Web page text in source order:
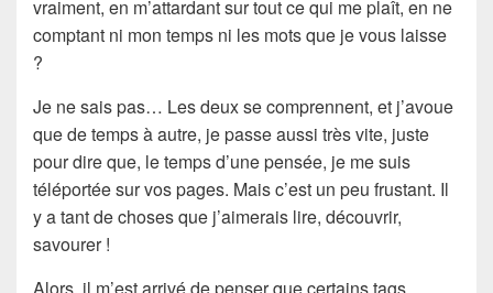
vraiment, en m’attardant sur tout ce qui me plaît, en ne
comptant ni mon temps ni les mots que je vous laisse
?
Je ne sais pas… Les deux se comprennent, et j’avoue
que de temps à autre, je passe aussi très vite, juste
pour dire que, le temps d’une pensée, je me suis
téléportée sur vos pages. Mais c’est un peu frustant. Il
y a tant de choses que j’aimerais lire, découvrir,
savourer !
Alors, il m’est arrivé de penser que certains tags